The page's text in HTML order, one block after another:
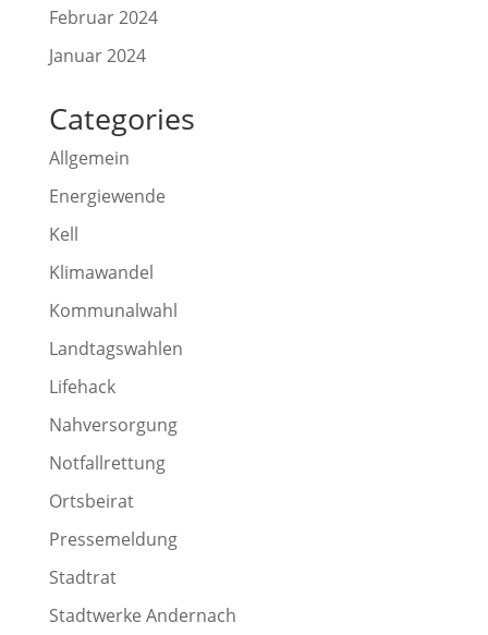
Februar 2024
Januar 2024
Categories
Allgemein
Energiewende
Kell
Klimawandel
Kommunalwahl
Landtagswahlen
Lifehack
Nahversorgung
Notfallrettung
Ortsbeirat
Pressemeldung
Stadtrat
Stadtwerke Andernach